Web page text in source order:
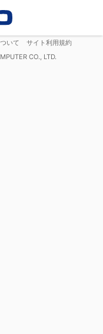
いて
サイト利用規約
CO., LTD.